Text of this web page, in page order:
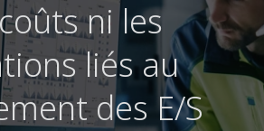
ni les
liés au
des E/S